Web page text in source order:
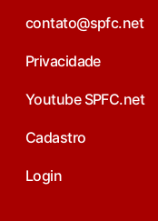
contato@spfc.net
Privacidade
Youtube SPFC.net
Cadastro
Login